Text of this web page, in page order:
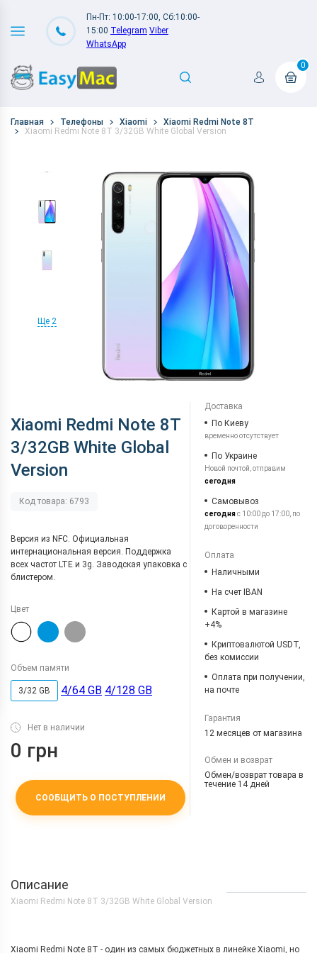
Пн-Пт: 10:00-17:00, Сб:10:00-
15:00 Telegram Viber
WhatsApp
0
Главная Телефоны Xiaomi
Xiaomi Redmi Note 8T
Xiaomi Redmi Note 8T 3/32GB White Global Version
Ще 2
Xiaomi Redmi Note 8T
3/32GB White Global
Version
Код товара: 6793
Версия из NFC. Официальная
интернациональная версия. Поддержка
всех частот LTE и 3g. Заводская упаковка с
блистером.
Цвет
Объем памяти
3/32 GB 4/64 GB 4/128 GB
Нет в наличии
0 грн
СООБЩИТЬ О ПОСТУПЛЕНИИ
Доставка
По Киеву
временно отсутствует
По Украине
Новой почтой, отправим
сегодня
Самовывоз
сегодняс 10:00 до 17:00, по
договоренности
Оплата
Наличными
На счет IBAN
Картой в магазине
+4%
Криптовалютой USDT,
без комиссии
Оплата при получении,
на почте
Гарантия
12 месяцев от магазина
Обмен и возврат
Обмен/возврат товара в
течение 14 дней
Описание
Xiaomi Redmi Note 8T 3/32GB White Global Version
Xiaomi Redmi Note 8T - один из самых бюджетных в линейке Xiaomi, но